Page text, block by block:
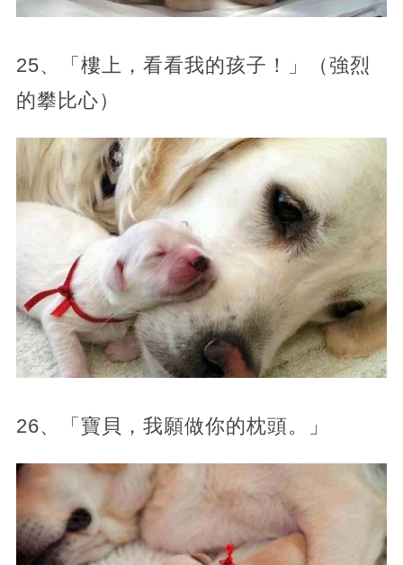
25、「樓上，看看我的孩子！」（強烈
的攀比心）
26、「寶貝，我願做你的枕頭。」